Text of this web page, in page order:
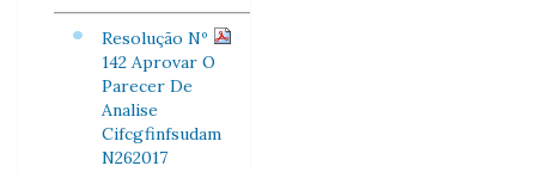
Resolução Nº
142 Aprovar O
Parecer De
Analise
Cifcgfinfsudam
N262017